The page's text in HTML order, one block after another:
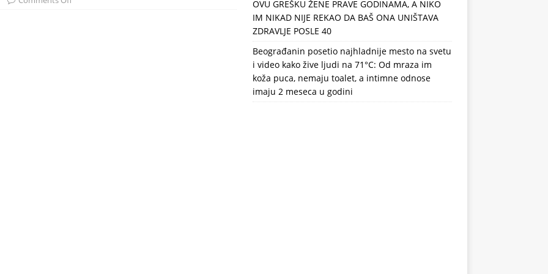
OVU GREŠKU ŽENE PRAVE GODINAMA, A NIKO
IM NIKAD NIJE REKAO DA BAŠ ONA UNIŠTAVA
ZDRAVLJE POSLE 40
Beograđanin posetio najhladnije mesto na svetu
i video kako žive ljudi na 71°C: Od mraza im
koža puca, nemaju toalet, a intimne odnose
imaju 2 meseca u godini